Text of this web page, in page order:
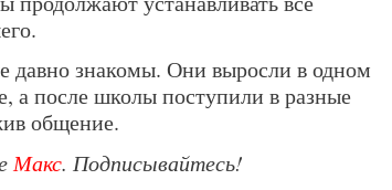
давно знакомы. Они выросли в одном
а после школы поступили в разные
общение.
Макс. Подписывайтесь!